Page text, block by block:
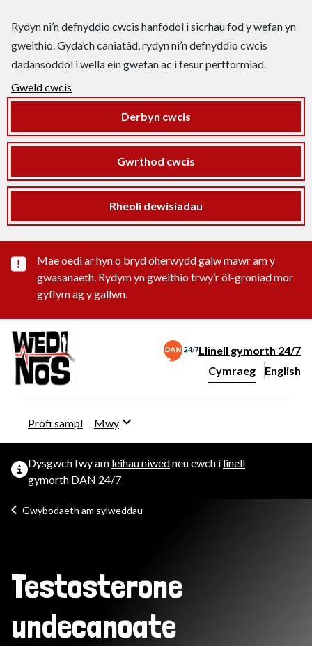
Rydyn ni’n defnyddio cwcis hanfodol i sicrhau fod y wefan yn
gweithio. Gyda’ch caniatâd, rydyn ni’n defnyddio cwcis
dadansoddol i wella ein gwefan ac i fesur perfformiad.
Gweld cwcis
Derbyn cwcis
Gwrthod cwcis
Rheoli dewisiadau
Rhybudd sylwedd pwysig
Mae oedi ar hyn o bryd oherwydd galw mawr am y
gwasanaeth. Rydym yn gweithio trwy’r ôl-groniad mor
gyflym ag y gallwn.
Llinell gymorth 24/7
Newid iaith y wefan
Cymraeg English
–
Profi sampl Mwy
Dysgwch fwy am leihau niwedneu ewch i linell
gymorth DAN 24/7
Gwybodaeth am sylweddau
Testosterone
undecanoate